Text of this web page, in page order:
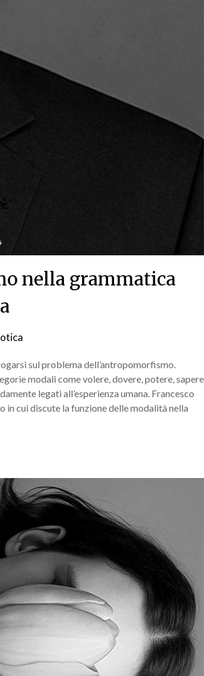
nella grammatica
sul problema dell’antropomorfismo.
modali come volere, dovere, potere, sapere
legati all’esperienza umana. Francesco
cui discute la funzione delle modalità nella